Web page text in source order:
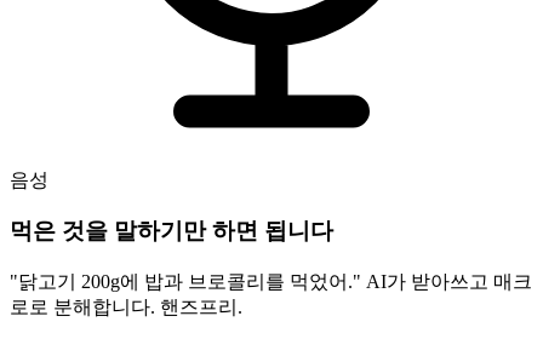
음성
먹은 것을 말하기만 하면 됩니다
"닭고기 200g에 밥과 브로콜리를 먹었어." AI가 받아쓰고 매크
로로 분해합니다. 핸즈프리.